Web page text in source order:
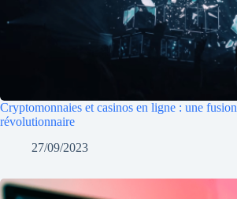
Cryptomonnaies et casinos en ligne : une fusion
révolutionnaire
27/09/2023